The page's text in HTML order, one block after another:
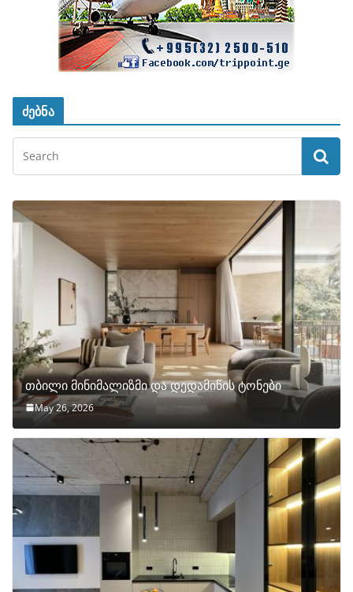
ძებნა
თბილი მინიმალიზმი და დედამიწის ტონები
May 26, 2026